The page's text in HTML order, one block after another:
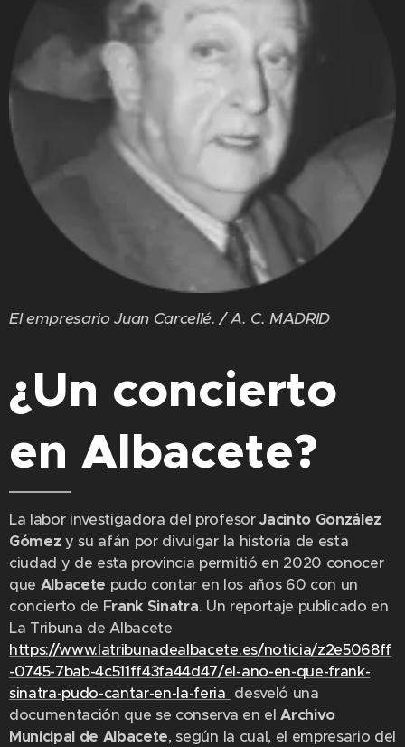
El empresario Juan Carcellé. / A. C. MADRID
¿Un concierto
en Albacete?
La labor investigadora del profesorJacinto González
Gómez y su afán por divulgar la historia de esta
ciudad y de esta provincia permitió en 2020 conocer
que Albacete pudo contar en los años 60 con un
concierto de Frank Sinatra. Un reportaje publicado en
La Tribuna de Albacete
https://www.latribunadealbacete.es/noticia/z2e5068ff
-0745-7bab-4c511ff43fa44d47/el-ano-en-que-frank-
sinatra-pudo-cantar-en-la-feria desveló una
documentación que se conserva en elArchivo
Municipal de Albacete, según la cual, el empresario del